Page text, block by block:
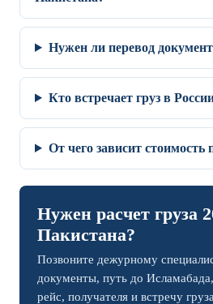
Нужен ли перевод
Кто встречает груз в
От чего зависит стоимость
Нужен расчет груза
Пакистана?
Позвоните дежурному
документы, путь до
рейс, получателя и встречу